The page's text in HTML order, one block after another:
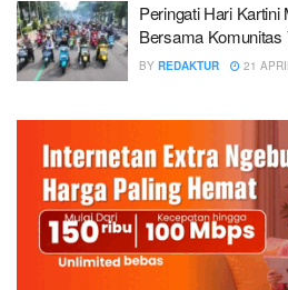
Peringati Hari
Bersama Komunitas
BY REDAKTUR 21